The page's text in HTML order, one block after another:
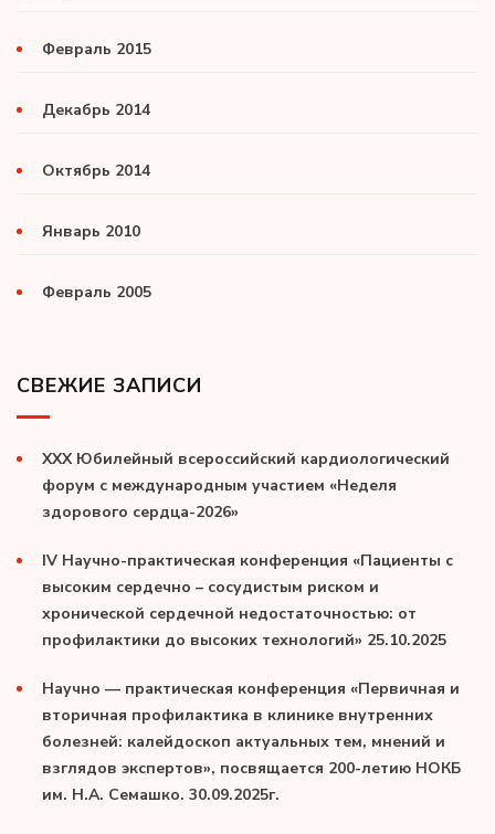
Февраль 2015
Декабрь 2014
Октябрь 2014
Январь 2010
Февраль 2005
СВЕЖИЕ ЗАПИСИ
XXX Юбилейный всероссийский кардиологический
форум с международным участием «Неделя
здорового сердца-2026»
IV Научно-практическая конференция «Пациенты с
высоким сердечно – сосудистым риском и
хронической сердечной недостаточностью: от
профилактики до высоких технологий» 25.10.2025
Научно — практическая конференция «Первичная и
вторичная профилактика в клинике внутренних
болезней: калейдоскоп актуальных тем, мнений и
взглядов экспертов», посвящается 200-летию НОКБ
им. Н.А. Семашко. 30.09.2025г.